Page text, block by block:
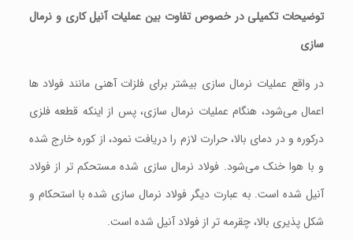
توضیحات تکمیلی در خصوص تفاوت بین عملیات آنیل کاری و نرمال
سازی
در واقع عملیات نرمال سازی بیشتر برای فلزات آهنی مانند فولاد ها
اعمال می‌شود، هنگام عملیات نرمال سازی، پس از اینکه قطعه فلزی
درکوره و در دمای بالا، حرارت لازم را دریافت نمود، از کوره خارج شده
و با هوا خنک می‌شود. فولاد نرمال سازی شده مستحکم تر از فولاد
آنیل شده است. به عبارت دیگر فولاد نرمال سازی شده با استحکام و
شکل پذیری بالا، چقرمه تر از فولاد آنیل شده است.